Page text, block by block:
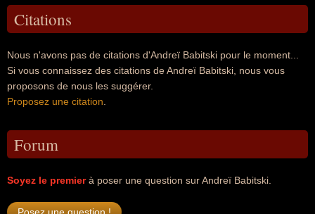
Citations
Nous n'avons pas de citations d'Andreï Babitski pour le moment...
Si vous connaissez des citations de Andreï Babitski, nous vous
proposons de nous les suggérer.
Proposez une citation
Forum
Soyez le premierà poser une question sur Andreï Babitski.